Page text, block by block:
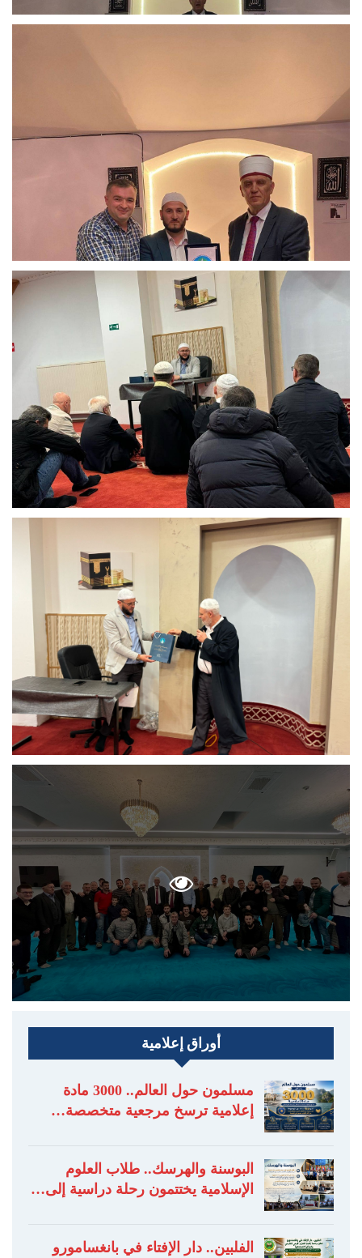
أوراق إعلامية
مسلمون حول العالم.. 3000 مادة
إعلامية ترسخ مرجعية متخصصة…
البوسنة والهرسك.. طلاب العلوم
الإسلامية يختتمون رحلة دراسية إلى…
الفلبين.. دار الإفتاء في بانغسامورو